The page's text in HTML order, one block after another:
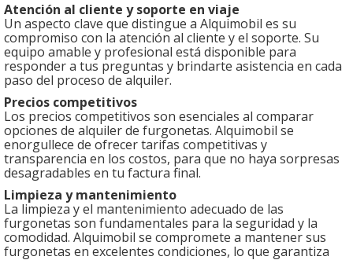
Atención al cliente y soporte en viaje
Un aspecto clave que distingue a Alquimobil es su
compromiso con la atención al cliente y el soporte. Su
equipo amable y profesional está disponible para
responder a tus preguntas y brindarte asistencia en cada
paso del proceso de alquiler.
Precios competitivos
Los precios competitivos son esenciales al comparar
opciones de alquiler de furgonetas. Alquimobil se
enorgullece de ofrecer tarifas competitivas y
transparencia en los costos, para que no haya sorpresas
desagradables en tu factura final.
Limpieza y mantenimiento
La limpieza y el mantenimiento adecuado de las
furgonetas son fundamentales para la seguridad y la
comodidad. Alquimobil se compromete a mantener sus
furgonetas en excelentes condiciones, lo que garantiza